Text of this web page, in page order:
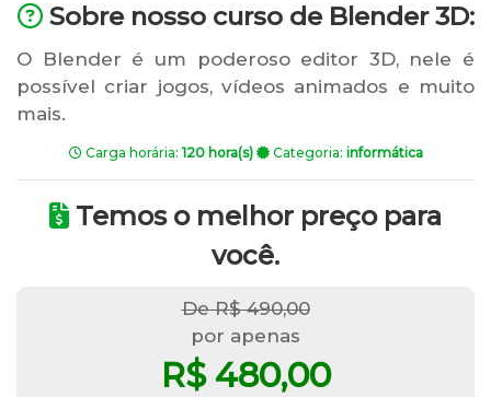
Sobre nosso curso de Blender 3D:
O Blender é um poderoso editor 3D, nele é
possível criar jogos, vídeos animados e muito
mais.
Carga horária: 120 hora(s) Categoria: informática
Temos o melhor preço para
você.
De R$ 490,00
por apenas
R$ 480,00